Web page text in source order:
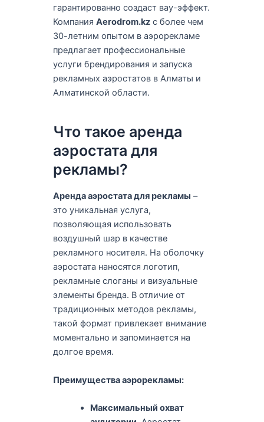
гарантированно создаст вау-эффект.
Компания Aerodrom.kzс более чем
30-летним опытом в аэрорекламе
предлагает профессиональные
услуги брендирования и запуска
рекламных аэростатов в Алматы и
Алматинской области.
Что такое аренда
аэростата для
рекламы?
Аренда аэростата для рекламы –
это уникальная услуга,
позволяющая использовать
воздушный шар в качестве
рекламного носителя. На оболочку
аэростата наносятся логотип,
рекламные слоганы и визуальные
элементы бренда. В отличие от
традиционных методов рекламы,
такой формат привлекает внимание
моментально и запоминается на
долгое время.
Преимущества аэрорекламы:
Максимальный охват